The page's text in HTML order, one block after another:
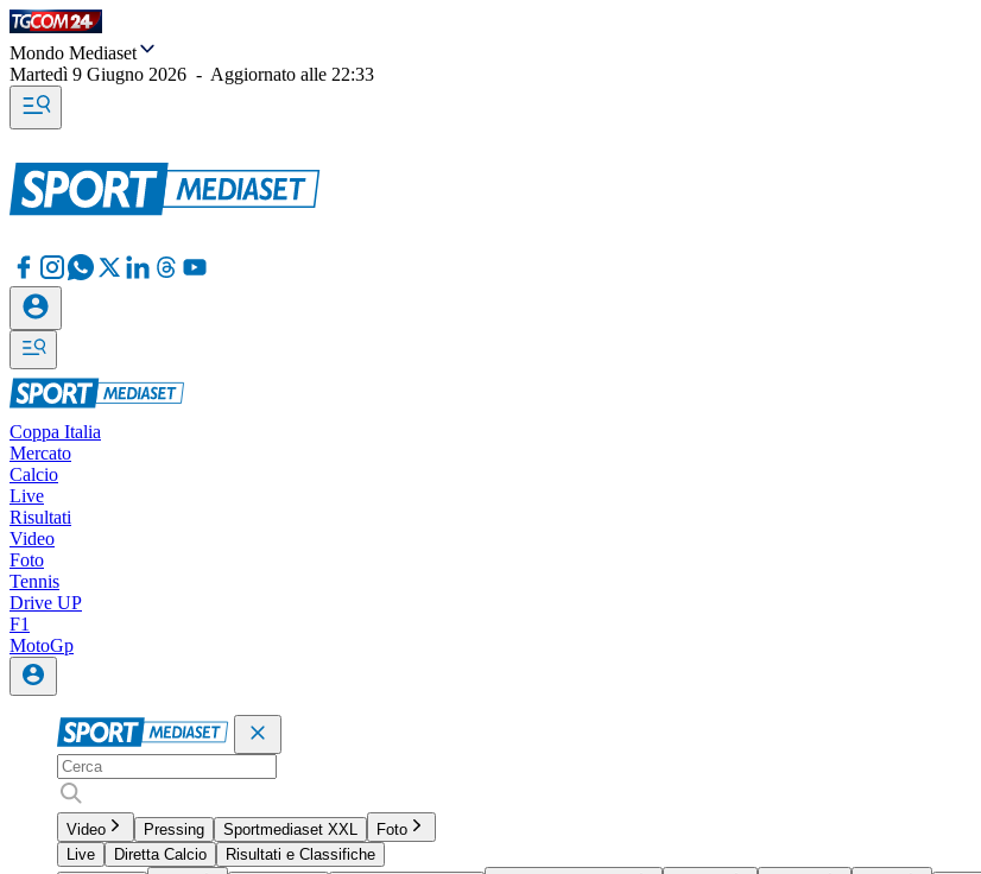
Mondo Mediaset
Martedì 9 Giugno 2026 - Aggiornato alle 22:33
Coppa Italia
Mercato
Calcio
Live
Risultati
Video
Foto
Tennis
Drive UP
F1
MotoGp
Video Pressing Sportmediaset XXL
Foto
Live
Diretta Calcio
Risultati e Classifiche